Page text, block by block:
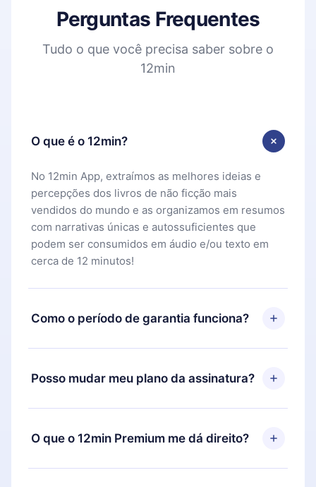
Perguntas Frequentes
Tudo o que você precisa saber sobre o
12min
O que é o 12min?
No 12min App, extraímos as melhores ideias e
percepções dos livros de não ficção mais
vendidos do mundo e as organizamos em resumos
com narrativas únicas e autossuficientes que
podem ser consumidos em áudio e/ou texto em
cerca de 12 minutos!
Como o período de garantia funciona?
Você pode baixar nosso aplicativo e começar a
aproveitar nossa biblioteca. Se por algum motivo
não ficar satisfeito com nossa plataforma, basta
e solicitar o reembolso do valor. Você receberá
Posso mudar meu plano da assinatura?
Sim, mas a mudança só se aplicará a partir do
próximo período de cobrança. Por exemplo, se
você decidiu mudar sua assinatura mensal para
O que o 12min Premium me dá direito?
O 12min Premium é um plano que te garante